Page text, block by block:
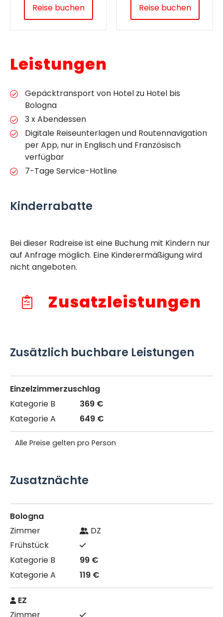
Reise buchen Reise buchen
Leistungen
Gepäcktransport von Hotel zu Hotel bis
Bologna
3 x Abendessen
Digitale Reiseunterlagen und Routennavigation
per App, nur in Englisch und Französisch
verfügbar
7-Tage Service-Hotline
Kinderrabatte
Bei dieser Radreise ist eine Buchung mit Kindern nur
auf Anfrage möglich. Eine Kinderermäßigung wird
nicht angeboten.
Zusatzleistungen
Zusätzlich buchbare Leistungen
Einzelzimmerzuschlag
369 €
649 €
Alle Preise gelten pro Person
Zusatznächte
Bologna
DZ
99 €
119 €
EZ